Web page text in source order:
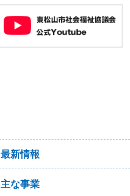
最新情報
主な事業